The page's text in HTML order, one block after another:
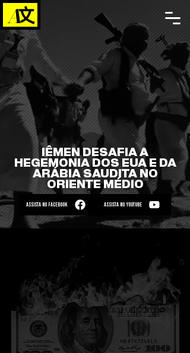
IÊMEN DESAFIA A
HEGEMONIA DOS EUA E DA
ARÁBIA SAUDITA NO
ORIENTE MÉDIO
ASSISTA NO FACEBOOK ASSISTA NO YOUTUBE